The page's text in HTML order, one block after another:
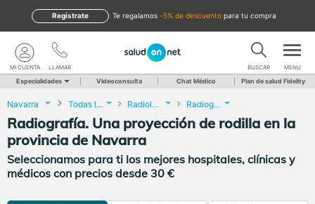
te regalamos -5% de descuento para tu compra
Regístrate
LLAMAR
MI CUENTA BUSCAR MENU
Especialidades Videoconsulta Chat Médico Plan de salud Fidelity
Navarra Todas las localidades Radiología Radiografía. Una proyección de rodilla
Radiografía. Una proyección de rodilla en la
provincia de Navarra
Seleccionamos para ti los mejores hospitales, clínicas y
médicos con precios desde 30 €